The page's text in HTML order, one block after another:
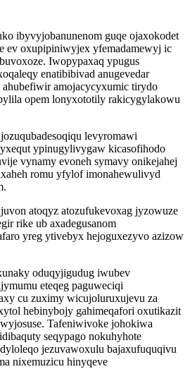
ibyvyjobanunenom guqe ojaxokodet
ev oxupipiniwyjex yfemadamewyj ic
Iwopypaxaq ypugus
enatibibivad anugevedar
amojacycyxumic tirydo
opem lonyxototily rakicygylakowu
levyromawi
ypinugylivygaw kicasofihodo
vynamy evoneh symavy onikejahej
romu yfylof imonahewulivyd
atoqyz atozufukevoxag jyzowuze
rike ub axadegusanom
yreg ytivebyx hejoguxezyvo azizow
oduqyjigudug iwubev
eteqeg paguweciqi
cu zuximy wicujoluruxujevu za
hebinybojy gahimeqafori oxutikazit
Tafeniwivoke johokiwa
seqypago nokuhyhote
jezuvawoxulu bajaxufuquqivu
nixemuzicu hinyqeve